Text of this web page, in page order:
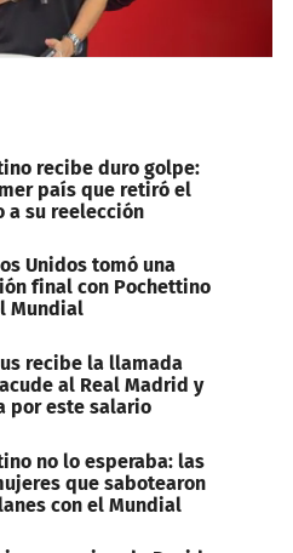
recibe duro golpe:
país que retiró el
a su reelección
Unidos tomó una
final con Pochettino
Mundial
recibe la llamada
al Real Madrid y
por este salario
no lo esperaba: las
que sabotearon
con el Mundial